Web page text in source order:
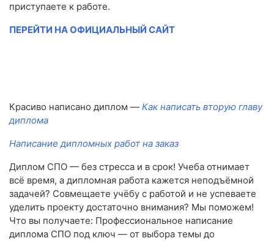
приступаете к работе.
ПЕРЕЙТИ НА ОФИЦИАЛЬНЫЙ САЙТ
Красиво написано диплом — Как написать вторую главу
диплома
Написание дипломных работ на заказ
Диплом СПО — без стресса и в срок! Учеба отнимает
всё время, а дипломная работа кажется неподъёмной
задачей? Совмещаете учёбу с работой и не успеваете
уделить проекту достаточно внимания? Мы поможем!
Что вы получаете: Профессиональное написание
диплома СПО под ключ — от выбора темы до